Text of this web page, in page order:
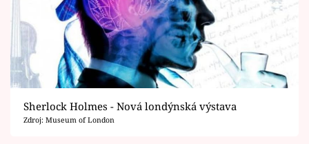
Sherlock Holmes - Nová londýnská výstava
Zdroj: Museum of London